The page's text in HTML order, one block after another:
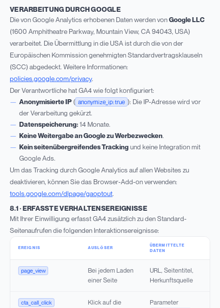
VERARBEITUNG DURCH GOOGLE
Die von Google Analytics erhobenen Daten werden vonGoogle LLC
(1600 Amphitheatre Parkway, Mountain View, CA 94043, USA)
verarbeitet. Die Übermittlung in die USA ist durch die von der
Europäischen Kommission genehmigten Standardvertragsklauseln
(SCC) abgedeckt. Weitere Informationen:
policies.google.com/privacy.
Der Verantwortliche hat GA4 wie folgt konfiguriert:
Anonymisierte IP ( anonymize_ip: true ): Die IP-Adresse wird vor
der Verarbeitung gekürzt.
Datenspeicherung:14 Monate.
Keine Weitergabe an Google zu Werbezwecken.
Kein seitenübergreifendes Trackingund keine Integration mit
Google Ads.
Um das Tracking durch Google Analytics auf allen Websites zu
deaktivieren, können Sie das Browser-Add-on verwenden:
tools.google.com/dlpage/gaoptout.
8.1 · ERFASSTE VERHALTENSEREIGNISSE
Mit Ihrer Einwilligung erfasst GA4 zusätzlich zu den Standard-
Seitenaufrufen die folgenden Interaktionsereignisse:
EREIGNIS AUSLÖSER
ÜBERMITTELTE
DATEN
page_view
Bei jedem Laden
einer Seite
URL, Seitentitel,
Herkunftsquelle
cta_call_click
Klick auf die
Parameter